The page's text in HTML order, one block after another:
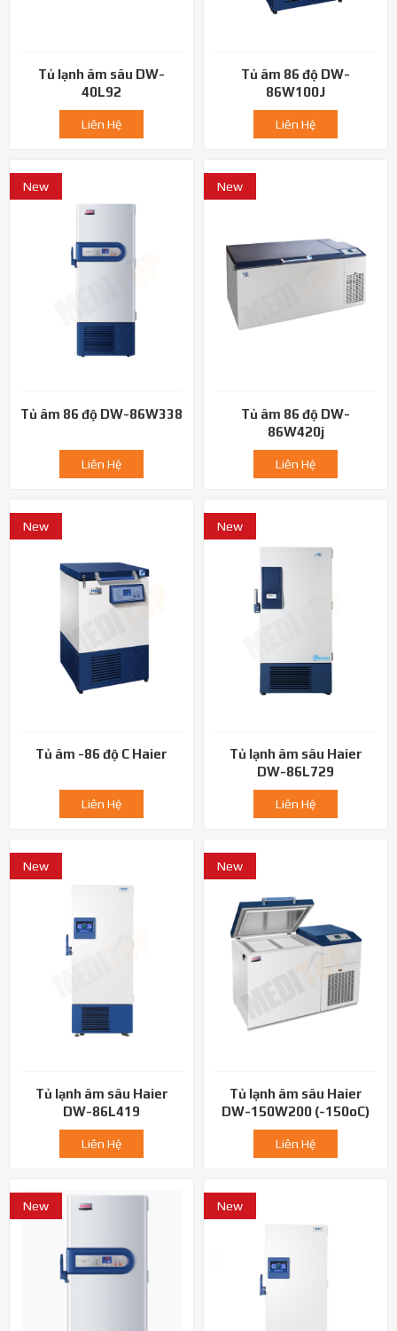
Tủ lạnh âm sâu DW-
40L92
Liên Hệ
Tủ âm 86 độ DW-
86W100J
Liên Hệ
New
Tủ âm 86 độ DW-86W338
Liên Hệ
New
Tủ âm 86 độ DW-
86W420j
Liên Hệ
New
Tủ âm -86 độ C Haier
Liên Hệ
New
Tủ lạnh âm sâu Haier
DW-86L729
Liên Hệ
New
Tủ lạnh âm sâu Haier
DW-86L419
Liên Hệ
New
Tủ lạnh âm sâu Haier
DW-150W200 (-150oC)
Liên Hệ
New New